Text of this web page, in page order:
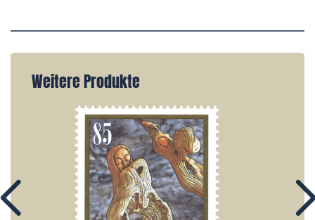
Weitere Produkte